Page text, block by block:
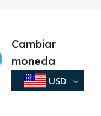
Cambiar
moneda
USD